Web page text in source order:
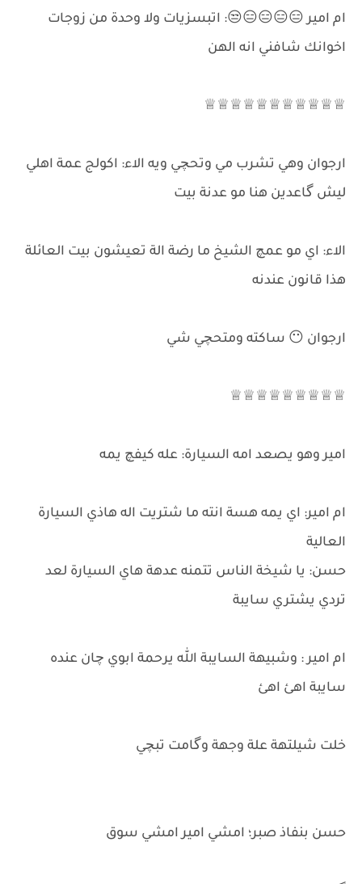
ام امير 😑😑😑😑😒: اتبسزيات ولا وحدة من زوجات
اخوانك شافني انه الهن
♕♕♕♕♕♕♕♕♕♕♕
ارجوان وهي تشرب مي وتحچي ويه الاء: اكولج عمة اهلي
ليش گاعدين هنا مو عدنة بيت
الاء: اي مو عمچ الشيخ ما رضة الة تعيشون بيت العائلة
هذا قانون عندنه
ارجوان 😶 ساكته ومتحچي شي
♕♕♕♕♕♕♕♕♕
امير وهو يصعد امه السيارة: عله كيفچ يمه
ام امير: اي يمه هسة انته ما شتريت اله هاذي السيارة
العالية
حسن: يا شيخة الناس تتمنه عدهة هاي السيارة لعد
تردي يشتري سايبة
ام امير : وشبيهة السايبة الله يرحمة ابوي چان عنده
سايبة اهئ اهئ
خلت شيلتهة علة وجهة وگامت تبچي
حسن بنفاذ صبر؛ امشي امير امشي سوق